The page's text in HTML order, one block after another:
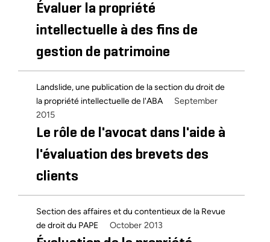
Évaluer la propriété
intellectuelle à des fins de
gestion de patrimoine
Landslide, une publication de la section du droit de
la propriété intellectuelle de l'ABA
September
2015
Le rôle de l'avocat dans l'aide à
l'évaluation des brevets des
clients
Section des affaires et du contentieux de la Revue
de droit du PAPE
October 2013